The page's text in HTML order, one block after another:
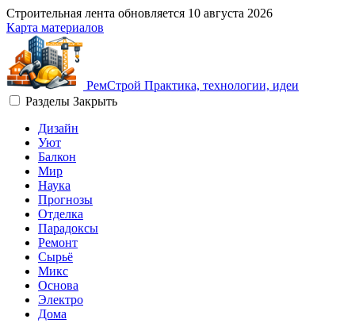
Строительная лента обновляется 10 августа 2026
Карта материалов
РемСтрой Практика, технологии, идеи
Разделы Закрыть
Дизайн
Уют
Балкон
Мир
Наука
Прогнозы
Отделка
Парадоксы
Ремонт
Сырьё
Микс
Основа
Электро
Дома